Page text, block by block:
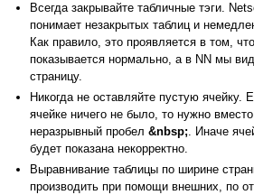
Всегда закрывайте табличные тэги.
понимает незакрытых таблиц и
Как правило, это проявляется в том,
показывается нормально, а в NN мы
страницу.
Никогда не оставляйте пустую ячейку.
ячейке ничего не было, то нужно
неразрывный пробел &nbsp;. Иначе
будет показана некорректно.
Выравнивание таблицы по ширине
производить при помощи внешних, по